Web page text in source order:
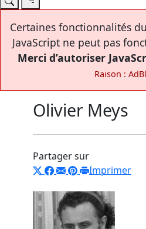
Certaines fonctionnalités
JavaScript ne peut pas
Merci d’autoriser
Raison :
Olivier Meys
Partager sur
Imprimer